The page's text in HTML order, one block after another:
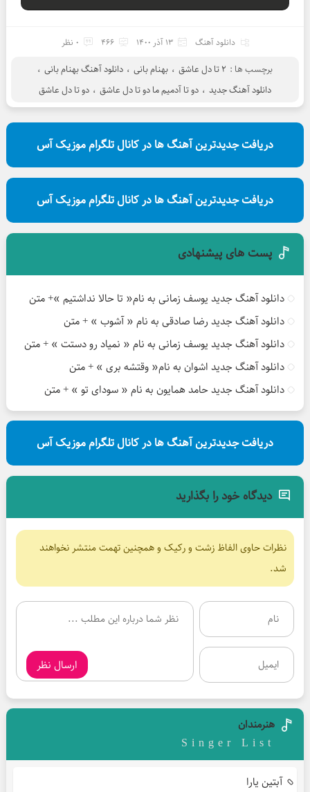
دانلود آهنگ 13 آذر 1400 466 0 نظر
برچسب ها : 2 تا دل عاشق ، بهنام بانی ، دانلود آهنگ بهنام بانی ،
دانلود آهنگ جدید ، دو تا آدمیم ما دو تا دل عاشق ، دو تا دل عاشق
دریافت جدیدترین آهنگ ها در کانال تلگرام موزیک آس
دریافت جدیدترین آهنگ ها در کانال تلگرام موزیک آس
پست های پیشنهادی
دانلود آهنگ جدید یوسف زمانی به نام« تا حالا نداشتیم »+ متن
دانلود آهنگ جدید رضا صادقی به نام « آشوب » + متن
دانلود آهنگ جدید یوسف زمانی به نام « نمیاد رو دستت » + متن
دانلود آهنگ جدید اشوان به نام« وقتشه بری » + متن
دانلود آهنگ جدید حامد همایون به نام « سودای تو » + متن
دریافت جدیدترین آهنگ ها در کانال تلگرام موزیک آس
دیدگاه خود را بگذارید
نظرات حاوی الفاظ زشت و رکیک و همچنین تهمت منتشر نخواهند
شد.
ارسال نظر
هنرمندان
Singer List
آبتین یارا